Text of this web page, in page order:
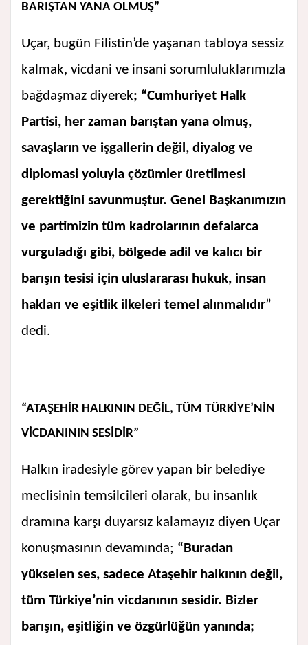
BARIŞTAN YANA OLMUŞ”
Uçar, bugün Filistin’de yaşanan tabloya sessiz
kalmak, vicdani ve insani sorumluluklarımızla
bağdaşmaz diyerek; “Cumhuriyet Halk
Partisi, her zaman barıştan yana olmuş,
savaşların ve işgallerin değil, diyalog ve
diplomasi yoluyla çözümler üretilmesi
gerektiğini savunmuştur. Genel Başkanımızın
ve partimizin tüm kadrolarının defalarca
vurguladığı gibi, bölgede adil ve kalıcı bir
barışın tesisi için uluslararası hukuk, insan
hakları ve eşitlik ilkeleri temel alınmalıdır”
dedi.
“ATAŞEHİR HALKININ DEĞİL, TÜM TÜRKİYE’NİN
VİCDANININ SESİDİR”
Halkın iradesiyle görev yapan bir belediye
meclisinin temsilcileri olarak, bu insanlık
dramına karşı duyarsız kalamayız diyen Uçar
konuşmasının devamında; “Buradan
yükselen ses, sadece Ataşehir halkının değil,
tüm Türkiye’nin vicdanının sesidir. Bizler
barışın, eşitliğin ve özgürlüğün yanında;